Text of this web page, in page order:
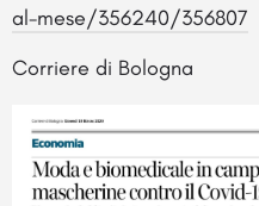
al-mese/356240/356807
Corriere di Bologna